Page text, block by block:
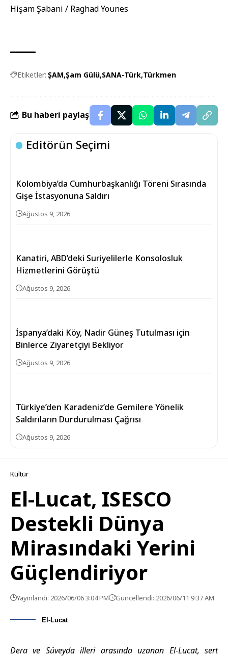
Hişam Şabani / Raghad Younes
Etiketler: ŞAM Şam Gülü SANA-Türk Türkmen
Bu haberi paylaş
Editörün Seçimi
Kolombiya’da Cumhurbaşkanlığı Töreni Sırasında
Gişe İstasyonuna Saldırı
Ağustos 9, 2026
Kanatiri, ABD’deki Suriyelilerle Konsolosluk
Hizmetlerini Görüştü
Ağustos 9, 2026
İspanya’daki Köy, Nadir Güneş Tutulması için
Binlerce Ziyaretçiyi Bekliyor
Ağustos 9, 2026
Türkiye’den Karadeniz’de Gemilere Yönelik
Saldırıların Durdurulması Çağrısı
Ağustos 9, 2026
Kültür
El-Lucat, ISESCO
Destekli Dünya
Mirasındaki Yerini
Güçlendiriyor
Yayınlandı: 2026/06/06 3:04 PM Güncellendi: 2026/06/11 9:37 AM
El-Lucat
Dera ve Süveyda illeri arasında uzanan El-Lucat, sert